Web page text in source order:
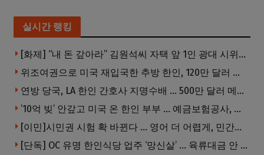
실시간 랭킹
[화제] “내 돈 갚아라” 김원석씨 자택 앞 1인 광대 시위 … 한인 투자사, “108만 달러 못받아”
위조여권으로 미국 재입국한 추방 한인, 120만 달러 은행 사기 행각
연방 당국, LA 한인 간호사 지명수배 … 500만 달러 메디캐어 사기, 선고 직전 한국 도주
’10억 빚’ 안갚고 미국 온 한인 부부 … 예금보험공사, 미국서 소송
[이민]시민권 시험 확 바뀐다 … 영어 더 어렵게, 민간시험 도입 추진
[단독] OC 유명 한인식당 업주 ‘망신살’ … 육류대금 안 갚자 식당서 공개추심